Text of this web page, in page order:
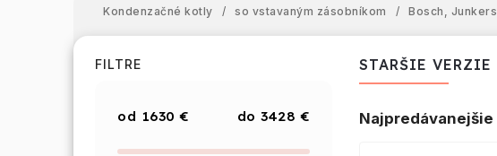
Kondenzačné kotly / so vstavaným zásobníkom / Bosch, Junkers
FILTRE
1630 € 3428 €
STARŠIE VERZIE
Najpredávanejšie